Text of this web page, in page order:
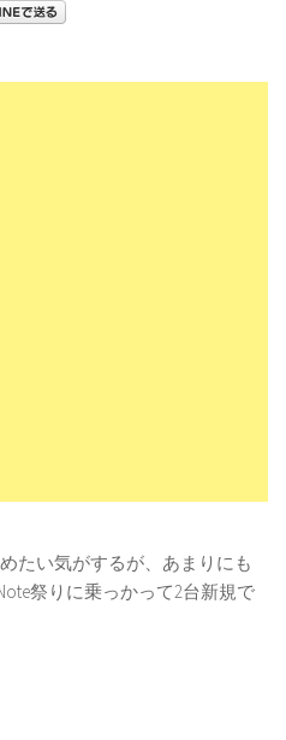
たい気がするが、あまりにも
祭りに乗っかって2台新規で